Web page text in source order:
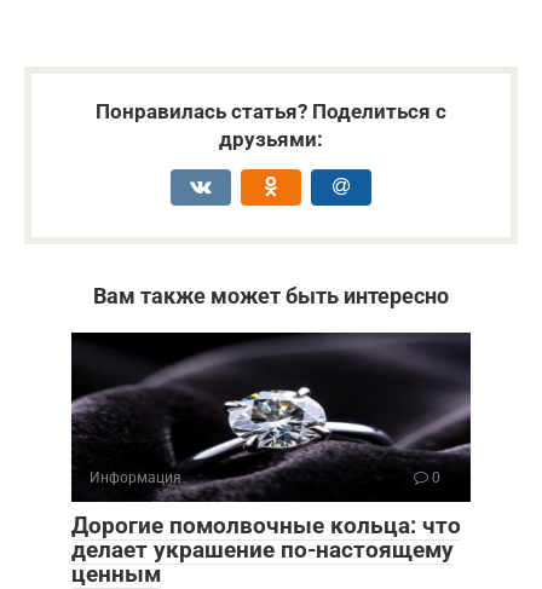
Понравилась статья? Поделиться с
друзьями:
Вам также может быть интересно
Информация 0
Дорогие помолвочные кольца: что
делает украшение по-настоящему
ценным